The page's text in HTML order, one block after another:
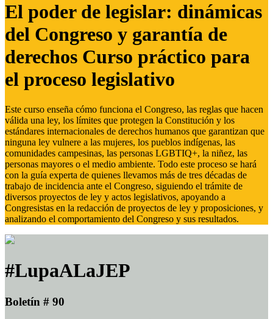
El poder de legislar: dinámicas
del Congreso y garantía de
derechos Curso práctico para
el proceso legislativo
Este curso enseña cómo funciona el Congreso, las reglas que hacen
válida una ley, los límites que protegen la Constitución y los
estándares internacionales de derechos humanos que garantizan que
ninguna ley vulnere a las mujeres, los pueblos indígenas, las
comunidades campesinas, las personas LGBTIQ+, la niñez, las
personas mayores o el medio ambiente. Todo este proceso se hará
con la guía experta de quienes llevamos más de tres décadas de
trabajo de incidencia ante el Congreso, siguiendo el trámite de
diversos proyectos de ley y actos legislativos, apoyando a
Congresistas en la redacción de proyectos de ley y proposiciones, y
analizando el comportamiento del Congreso y sus resultados.
#LupaALaJEP
Boletín # 90